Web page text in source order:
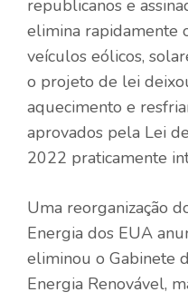
republicanos e
elimina rapidamente
veículos eólicos,
o projeto de lei
aquecimento e
aprovados pela Lei
2022 praticamente
Uma reorganização
Energia dos EUA
eliminou o Gabinete
Energia Renovável,